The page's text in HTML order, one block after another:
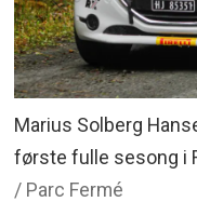
Marius Solberg
første fulle sesong i
/ Parc Fermé